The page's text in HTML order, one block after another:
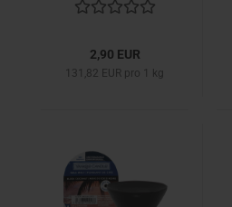
2,90 EUR
131,82 EUR pro 1 kg